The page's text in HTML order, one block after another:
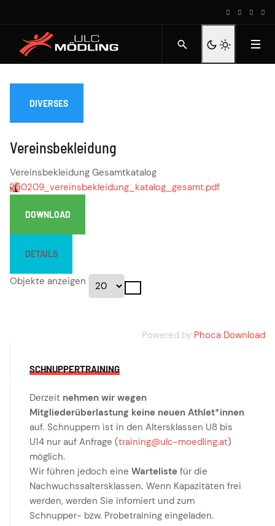
DIVERSES
Vereinsbekleidung
Vereinsbekleidung Gesamtkatalog
250209_vereinsbekleidung_katalog_gesamt.pdf
DOWNLOAD
DETAILS
Objekte anzeigen
Powered by Phoca Download
SCHNUPPERTRAINING
Derzeit nehmen wir wegen
Mitgliederüberlastung keine neuen Athlet*innen
auf. Schnuppern ist in den Altersklassen U8 bis
U14 nur auf Anfrage (training@ulc-moedling.at)
möglich.
Wir führen jedoch eine Warteliste für die
Nachwuchssaltersklassen. Wenn Kapazitäten frei
werden, werden Sie infomiert und zum
Schnupper- bzw. Probetraining eingeladen.